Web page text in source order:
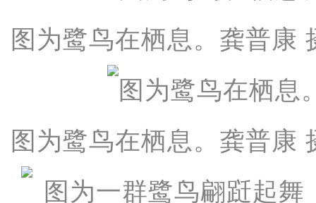
图为鹭鸟在栖息。龚普康
图为鹭鸟在栖息。龚普康